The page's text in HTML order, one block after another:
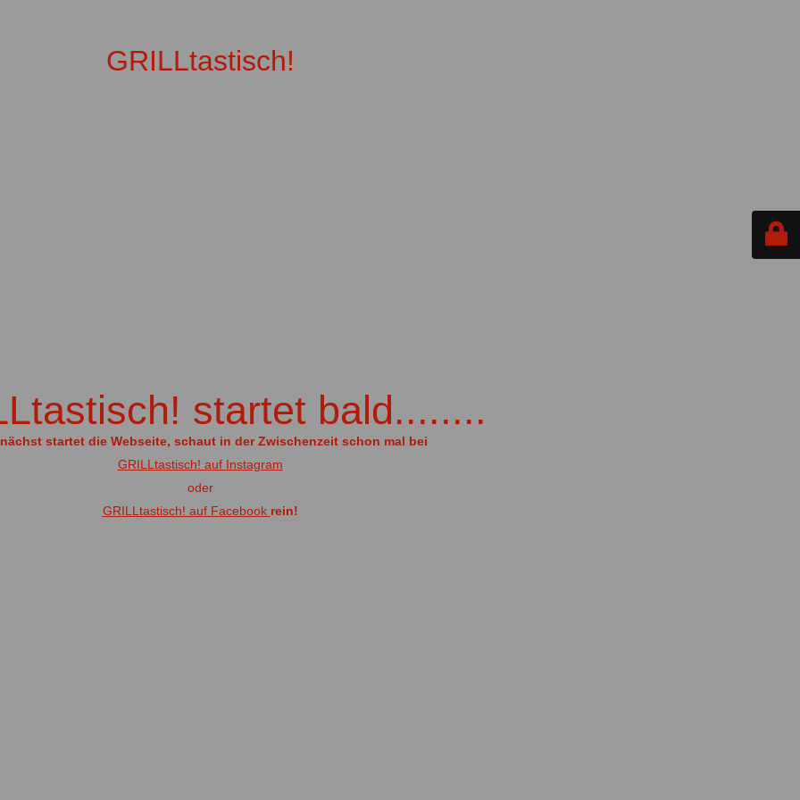
GRILLtastisch!
startet bald........
startet die Webseite, schaut in der Zwischenzeit schon mal bei
GRILLtastisch! auf Instagram
oder
GRILLtastisch! auf Facebook rein!